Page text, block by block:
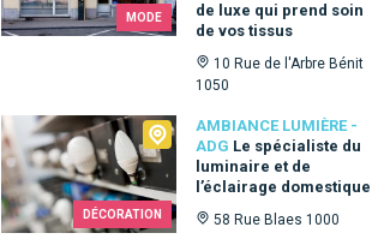
MODE
de luxe qui prend soin
de vos tissus
10 Rue de l'Arbre Bénit
1050
DÉCORATION
AMBIANCE LUMIÈRE -
ADG Le spécialiste du
luminaire et de
l’éclairage domestique
58 Rue Blaes 1000
Ambiance Lumière - ADG